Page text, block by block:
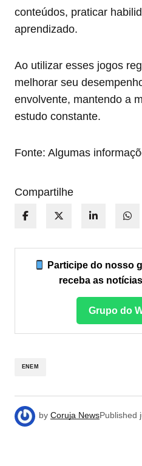
conteúdos, praticar
aprendizado.
Ao utilizar esses jogos
melhorar seu
envolvente, mantendo a
estudo constante.
Fonte: Algumas
Compartilhe
Participe do nosso
receba as
Grupo do
ENEM
by Coruja NewsPublished